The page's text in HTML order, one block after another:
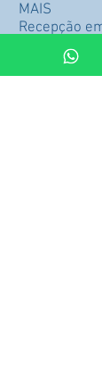
MAIS
Recepção
desde e até